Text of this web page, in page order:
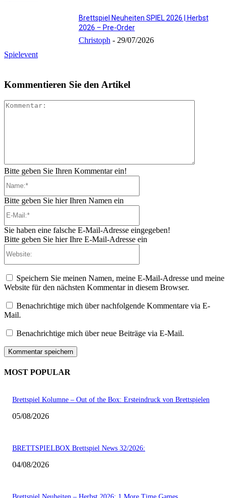
Spielevent
Brettspiel Neuheiten SPIEL 2026 | Herbst
2026 – Pre-Order
Christoph - 29/07/2026
Kommentieren Sie den Artikel
Bitte geben Sie Ihren Kommentar ein!
Bitte geben Sie hier Ihren Namen ein
Sie haben eine falsche E-Mail-Adresse eingegeben!
Bitte geben Sie hier Ihre E-Mail-Adresse ein
Speichern Sie meinen Namen, meine E-Mail-Adresse und meine
Website für den nächsten Kommentar in diesem Browser.
Benachrichtige mich über nachfolgende Kommentare via E-
Mail.
Benachrichtige mich über neue Beiträge via E-Mail.
MOST POPULAR
Brettspiel Kolumne – Out of the Box: Ersteindruck von Brettspielen
05/08/2026
BRETTSPIELBOX Brettspiel News 32/2026:
04/08/2026